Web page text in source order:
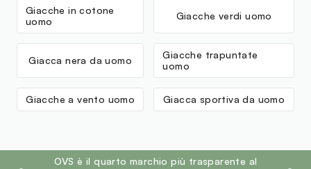
Giacche in cotone
uomo
Giacche verdi uomo
Giacca nera da uomo
Giacche trapuntate
uomo
Giacche a vento uomo Giacca sportiva da uomo
footer.ariatitleOVS è il quarto marchio più trasparente al